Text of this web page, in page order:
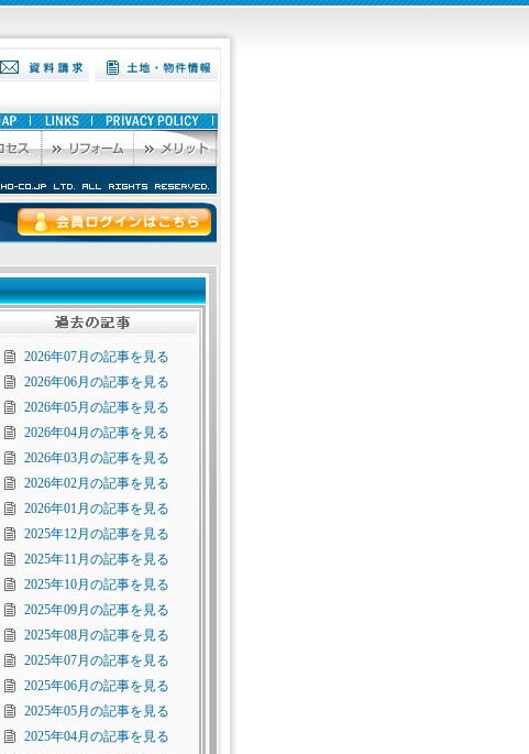
2026年07月の記事を見る
2026年06月の記事を見る
2026年05月の記事を見る
2026年04月の記事を見る
2026年03月の記事を見る
2026年02月の記事を見る
2026年01月の記事を見る
2025年12月の記事を見る
2025年11月の記事を見る
2025年10月の記事を見る
2025年09月の記事を見る
2025年08月の記事を見る
2025年07月の記事を見る
2025年06月の記事を見る
2025年05月の記事を見る
2025年04月の記事を見る